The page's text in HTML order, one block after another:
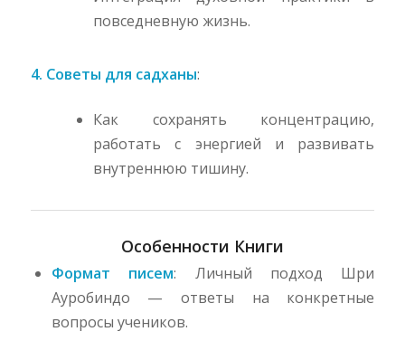
повседневную жизнь.
4. Советы для садханы:
Как сохранять концентрацию,
работать с энергией и развивать
внутреннюю тишину.
Особенности Книги
Формат писем: Личный подход Шри
Ауробиндо — ответы на конкретные
вопросы учеников.